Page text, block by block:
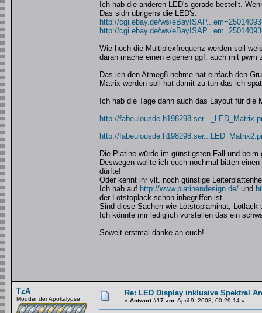
Ich hab die anderen LED's gerade bestellt.
Das sidn übrigens die LED's:
http://cgi.ebay.de/ws/
http://cgi.ebay.de/ws/
Wie hoch die Multiplexfrequenz werden soll
daran mache einen eigenen ggf. auch mit pwm
Das ich den Atmeg8 nehme hat einfach den
Matrix werden soll hat damit zu tun das ich
Ich hab die Tage dann auch das Layout für die
http://
http://
Die Platine würde im günstigsten Fall und
Deswegen wollte ich euch nochmal bitten
dürfte!
Oder kennt ihr vlt. noch günstige
Ich hab auf http://www.platinendesign.de/ und
der Lötstoplack schon inbegriffen ist.
Sind diese Sachen wie Lötstoplaminat, Lötlack
Ich könnte mir lediglich vorstellen das ein
Soweit erstmal danke an euch!
TzA
Modder der Apokalypse
Re: LED Display inklusive Spektral
« Antwort #17 am:April 9, 2008, 00:29:14 »